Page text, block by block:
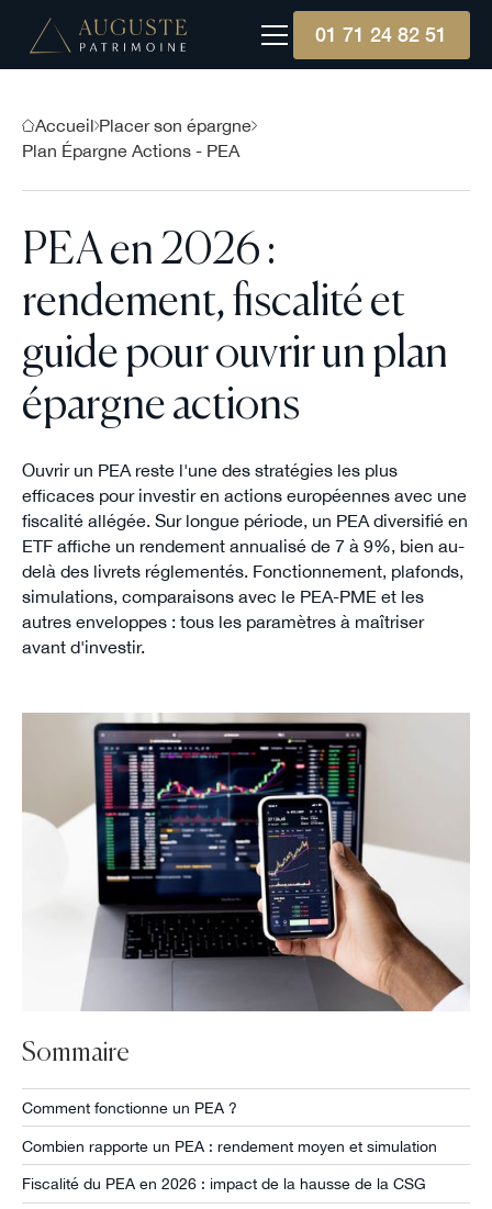
01 71 24 82 51
Accueil Placer son épargne
Plan Épargne Actions - PEA
PEA en 2026 :
rendement, fiscalité et
guide pour ouvrir un plan
épargne actions
Ouvrir un PEA reste l'une des stratégies les plus
efficaces pour investir en actions européennes avec une
fiscalité allégée. Sur longue période, un PEA diversifié en
ETF affiche un rendement annualisé de 7 à 9%, bien au-
delà des livrets réglementés. Fonctionnement, plafonds,
simulations, comparaisons avec le PEA-PME et les
autres enveloppes : tous les paramètres à maîtriser
avant d'investir.
Sommaire
Comment fonctionne un PEA ?
Combien rapporte un PEA : rendement moyen et simulation
Fiscalité du PEA en 2026 : impact de la hausse de la CSG